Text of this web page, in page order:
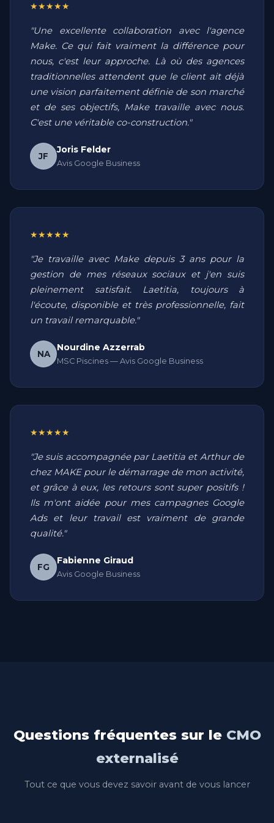
★★★★★
"Une excellente collaboration avec l'agence
Make. Ce qui fait vraiment la différence pour
nous, c'est leur approche. Là où des agences
traditionnelles attendent que le client ait déjà
une vision parfaitement définie de son marché
et de ses objectifs, Make travaille avec nous.
C'est une véritable co-construction."
JF
Joris Felder
Avis Google Business
★★★★★
"Je travaille avec Make depuis 3 ans pour la
gestion de mes réseaux sociaux et j'en suis
pleinement satisfait. Laetitia, toujours à
l'écoute, disponible et très professionnelle, fait
un travail remarquable."
NA
Nourdine Azzerrab
MSC Piscines — Avis Google Business
★★★★★
"Je suis accompagnée par Laetitia et Arthur de
chez MAKE pour le démarrage de mon activité,
et grâce à eux, les retours sont super positifs !
Ils m'ont aidée pour mes campagnes Google
Ads et leur travail est vraiment de grande
qualité."
FG
Fabienne Giraud
Avis Google Business
Questions fréquentes sur le CMO
externalisé
Tout ce que vous devez savoir avant de vous lancer